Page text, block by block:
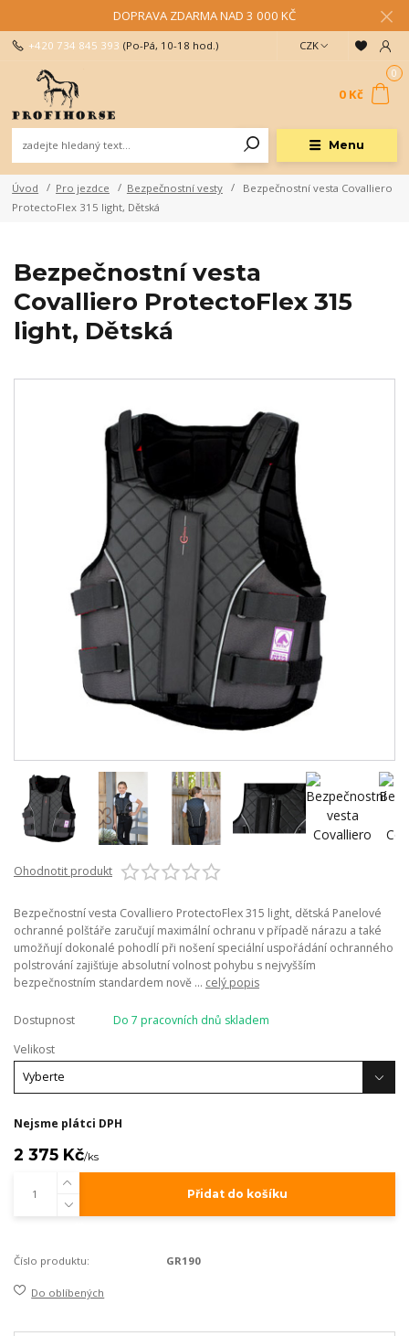
DOPRAVA ZDARMA NAD 3 000 KČ
Menu
CZK
+420 734 845 393 (Po-Pá, 10-18 hod.)
0
0 Kč
Úvod Pro jezdce Bezpečnostní vesty
Bezpečnostní vesta Covalliero
ProtectoFlex 315 light, Dětská
Bezpečnostní vesta
Covalliero ProtectoFlex 315
light, Dětská
Ohodnotit produkt
Bezpečnostní vesta Covalliero ProtectoFlex 315 light, dětská Panelové
ochranné polštáře zaručují maximální ochranu v případě nárazu a také
umožňují dokonalé pohodlí při nošení speciální uspořádání ochranného
polstrování zajišťuje absolutní volnost pohybu s nejvyšším
bezpečnostním standardem nově ... celý popis
Dostupnost
Do 7 pracovních dnů skladem
Velikost
Nejsme plátci DPH
2 375 Kč/ks
Přidat do košíku
Číslo produktu: GR190
Do oblíbených